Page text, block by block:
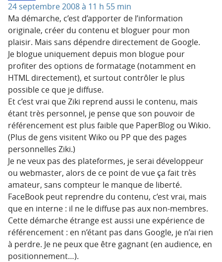
24 septembre 2008 à 11 h 55 min
Ma démarche, c’est d’apporter de l’information
originale, créer du contenu et bloguer pour mon
plaisir. Mais sans dépendre directement de Google.
Je blogue uniquement depuis mon blogue pour
profiter des options de formatage (notamment en
HTML directement), et surtout contrôler le plus
possible ce que je diffuse.
Et c’est vrai que Ziki reprend aussi le contenu, mais
étant très personnel, je pense que son pouvoir de
référencement est plus faible que PaperBlog ou Wikio.
(Plus de gens visitent Wiko ou PP que des pages
personnelles Ziki.)
Je ne veux pas des plateformes, je serai développeur
ou webmaster, alors de ce point de vue ça fait très
amateur, sans compteur le manque de liberté.
FaceBook peut reprendre du contenu, c’est vrai, mais
que en interne : il ne le diffuse pas aux non-membres.
Cette démarche étrange est aussi une expérience de
référencement : en n’étant pas dans Google, je n’ai rien
à perdre. Je ne peux que être gagnant (en audience, en
positionnement…).